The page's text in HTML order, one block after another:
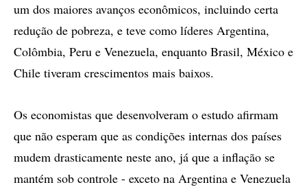
um dos maiores avanços econômicos, incluindo certa
redução de pobreza, e teve como líderes Argentina,
Colômbia, Peru e Venezuela, enquanto Brasil, México e
Chile tiveram crescimentos mais baixos.
Os economistas que desenvolveram o estudo afirmam
que não esperam que as condições internas dos países
mudem drasticamente neste ano, já que a inflação se
mantém sob controle - exceto na Argentina e Venezuela